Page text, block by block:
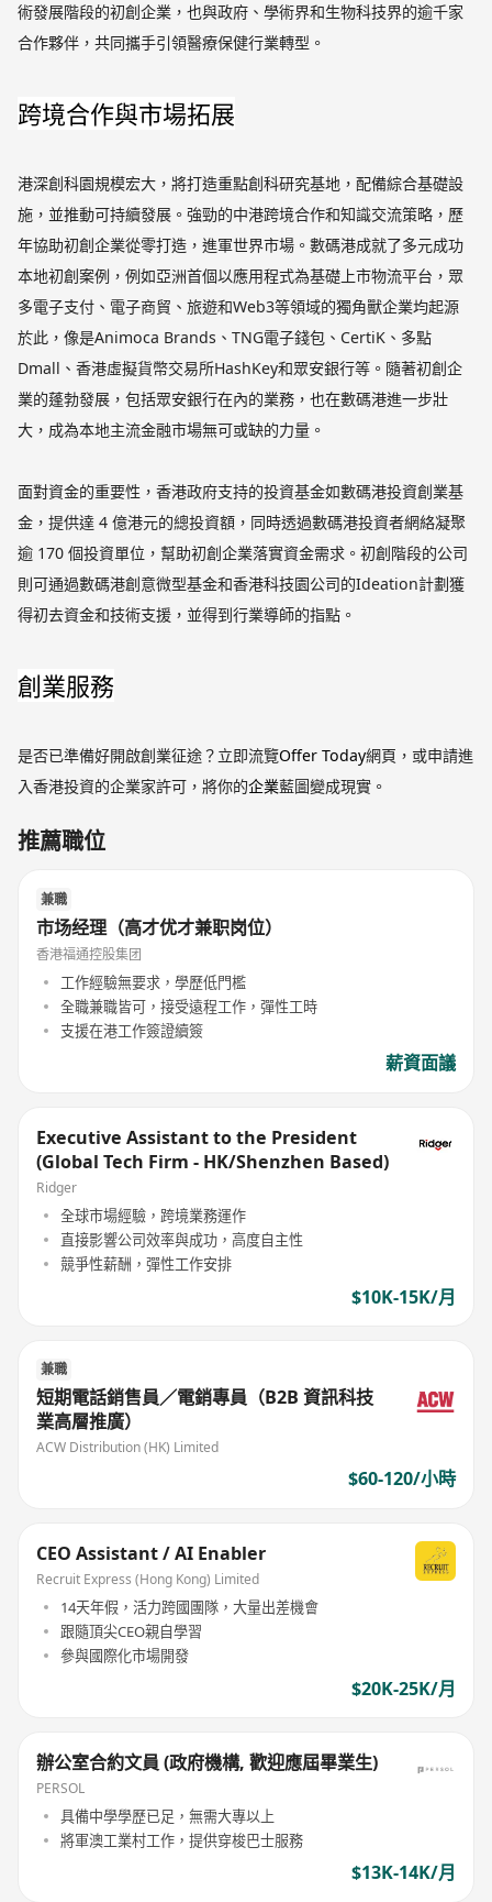
術發展階段的初創企業，也與政府、學術界和生物科技界的逾千家
合作夥伴，共同攜手引領醫療保健行業轉型。
跨境合作與市場拓展
港深創科園規模宏大，將打造重點創科研究基地，配備綜合基礎設
施，並推動可持續發展。強勁的中港跨境合作和知識交流策略，歷
年協助初創企業從零打造，進軍世界市場。數碼港成就了多元成功
本地初創案例，例如亞洲首個以應用程式為基礎上市物流平台，眾
多電子支付、電子商貿、旅遊和Web3等領域的獨角獸企業均起源
於此，像是Animoca Brands、TNG電子錢包、CertiK、多點
Dmall、香港虛擬貨幣交易所HashKey和眾安銀行等。隨著初創企
業的蓬勃發展，包括眾安銀行在內的業務，也在數碼港進一步壯
大，成為本地主流金融市場無可或缺的力量。
面對資金的重要性，香港政府支持的投資基金如數碼港投資創業基
金，提供達 4 億港元的總投資額，同時透過數碼港投資者網絡凝聚
逾 170 個投資單位，幫助初創企業落實資金需求。初創階段的公司
則可通過數碼港創意微型基金和香港科技園公司的Ideation計劃獲
得初去資金和技術支援，並得到行業導師的指點。
創業服務
是否已準備好開啟創業征途？立即流覽Offer Today網頁，或申請進
入香港投資的企業家許可，將你的企業藍圖變成現實。
推薦職位
兼職
市场经理（高才优才兼职岗位）
香港福通控股集团
工作經驗無要求，學歷低門檻
全職兼職皆可，接受遠程工作，彈性工時
支援在港工作簽證續簽
薪資面議
Executive Assistant to the President
(Global Tech Firm - HK/Shenzhen Based)
Ridger
全球市場經驗，跨境業務運作
直接影響公司效率與成功，高度自主性
競爭性薪酬，彈性工作安排
$10K-15K/月
兼職
短期電話銷售員／電銷專員（B2B 資訊科技
業高層推廣）
ACW Distribution (HK) Limited
$60-120/小時
CEO Assistant / AI Enabler
Recruit Express (Hong Kong) Limited
14天年假，活力跨國團隊，大量出差機會
跟隨頂尖CEO親自學習
參與國際化市場開發
$20K-25K/月
辦公室合約文員 (政府機構, 歡迎應屆畢業生)
PERSOL
具備中學學歷已足，無需大專以上
將軍澳工業村工作，提供穿梭巴士服務
$13K-14K/月